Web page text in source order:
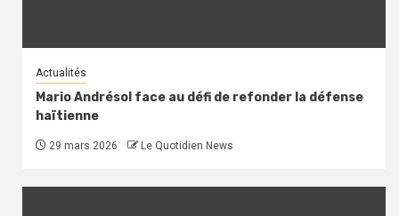
Actualités
Mario Andrésol face au défi de refonder la défense
haïtienne
29 mars 2026 Le Quotidien News